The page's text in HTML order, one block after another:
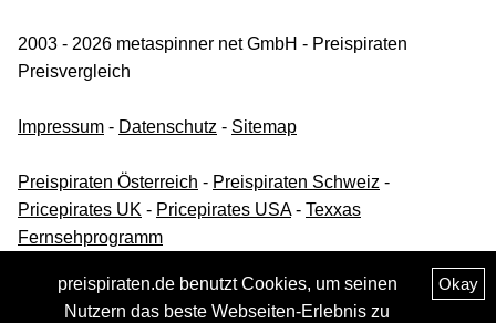
2003 - 2026 metaspinner net GmbH - Preispiraten
Preisvergleich
Impressum - Datenschutz - Sitemap
Preispiraten Österreich - Preispiraten Schweiz -
Pricepirates UK - Pricepirates USA- Texxas
Fernsehprogramm
Okay
preispiraten.de benutzt Cookies, um seinen
Nutzern das beste Webseiten-Erlebnis zu